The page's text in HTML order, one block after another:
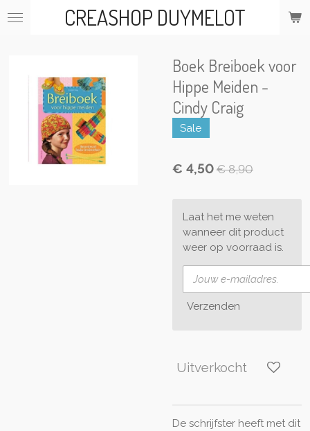
Ga
hoofdinhoud
CREASHOP DUYMELOT
Boek Breiboek voor
Hippe Meiden -
Cindy Craig
Sale
€ 4,50 € 8,90
Laat het me weten
wanneer dit product
weer op voorraad is.
Verzenden
Uitverkocht
De schrijfster heeft met dit